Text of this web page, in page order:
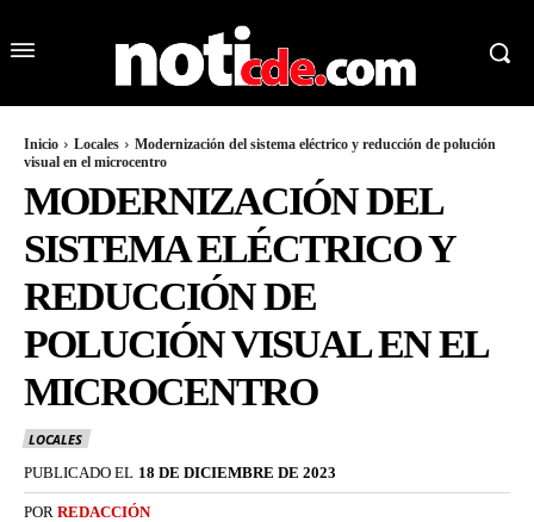
Inicio Locales
Modernización del sistema eléctrico y reducción de polución
visual en el microcentro
MODERNIZACIÓN DEL
SISTEMA ELÉCTRICO Y
REDUCCIÓN DE
POLUCIÓN VISUAL EN EL
MICROCENTRO
LOCALES
PUBLICADO EL 18 DE DICIEMBRE DE 2023
POR REDACCIÓN